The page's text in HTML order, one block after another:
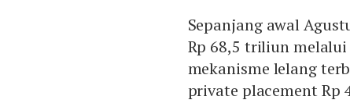
Sepanjang awal
Rp 68,5 triliun
mekanisme lelang
private placement Rp